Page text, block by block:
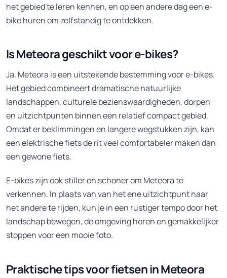
het gebied te leren kennen, en op een andere dag een e-
bike huren om zelfstandig te ontdekken.
Is Meteora geschikt voor e-bikes?
Ja, Meteora is een uitstekende bestemming voor e-bikes.
Het gebied combineert dramatische natuurlijke
landschappen, culturele bezienswaardigheden, dorpen
en uitzichtpunten binnen een relatief compact gebied.
Omdat er beklimmingen en langere wegstukken zijn, kan
een elektrische fiets de rit veel comfortabeler maken dan
een gewone fiets.
E-bikes zijn ook stiller en schoner om Meteora te
verkennen. In plaats van van het ene uitzichtpunt naar
het andere te rijden, kun je in een rustiger tempo door het
landschap bewegen, de omgeving horen en gemakkelijker
stoppen voor een mooie foto.
Praktische tips voor fietsen in Meteora